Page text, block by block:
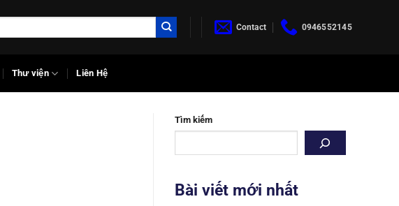
Contact 0946552145
Thư viện Liên Hệ
Tìm kiếm
Bài viết mới nhất